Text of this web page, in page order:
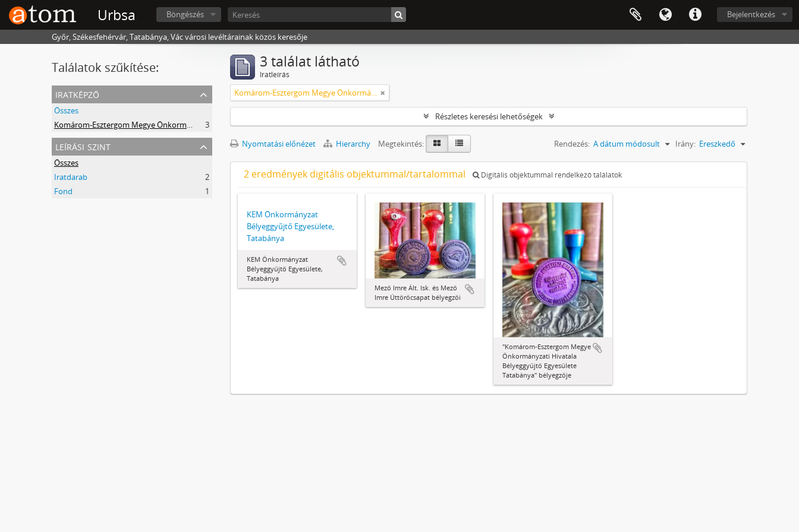
Urbsa Bejelentkezés
Böngészés
Győr, Székesfehérvár, Tatabánya, Vác városi levéltárainak közös keresője
Találatok szűkítése:
iratképző
Összes
Komárom-Esztergom Megye Önkormányzati Hivatala Bélyeggyűjtő Egyesülete Tatabánya
3
leírási szint
Összes
Iratdarab
2
Fond
1
3 találat látható
Iratleírás
Komárom-Esztergom Megye Önkormányzati Hivatala Bélyeggyűjtő Egyesülete Tatabánya
Részletes keresési lehetőségek
Nyomtatási előnézet Hierarchy Megtekintés: Rendezés: A dátum módosult Irány: Ereszkedő
2 eredmények digitális objektummal/tartalommal Digitális objektummal rendelkező találatok
KEM Önkormányzat
Bélyeggyűjtő Egyesülete,
Tatabánya
KEM Önkormányzat
Bélyeggyűjtő Egyesülete,
Tatabánya
Mező Imre Ált. Isk. és Mező
Imre Úttörőcsapat bélyegzői
"Komárom-Esztergom Megye
Önkormányzati Hivatala
Bélyeggyűjtő Egyesülete
Tatabánya" bélyegzője